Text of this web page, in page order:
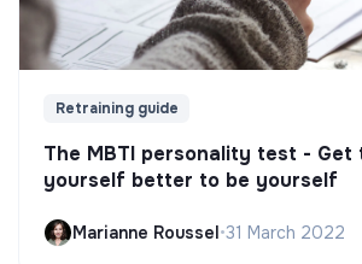
Retraining guide
The MBTI personality test - Get
yourself better to be yourself
Marianne Roussel•31 March 2022